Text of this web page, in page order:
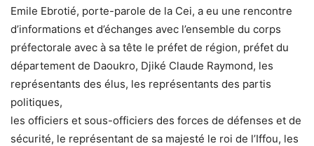
Emile Ebrotié, porte-parole de la Cei, a eu une rencontre
d’informations et d’échanges avec l’ensemble du corps
préfectorale avec à sa tête le préfet de région, préfet du
département de Daoukro, Djiké Claude Raymond, les
représentants des élus, les représentants des partis
politiques,
les officiers et sous-officiers des forces de défenses et de
sécurité, le représentant de sa majesté le roi de l’Iffou, les